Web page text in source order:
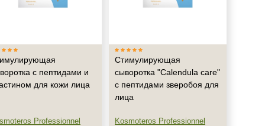
с пептидами и
для кожи лица
Professionnel
Стимулирующая
сыворотка "Calendula care"
с пептидами зверобоя для
лица
Kosmoteros Professionnel